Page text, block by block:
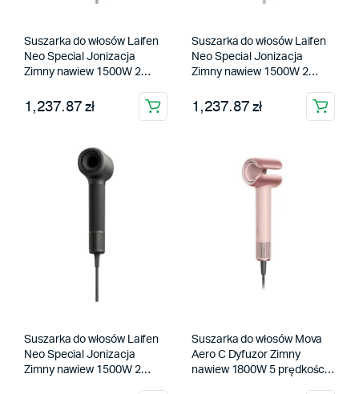
Suszarka do włosów Laifen
Neo Special Jonizacja
Zimny nawiew 1500W 2
Złoty
1,237.87 zł
Suszarka do włosów Laifen
Neo Special Jonizacja
Zimny nawiew 1500W 2
Biały
1,237.87 zł
Suszarka do włosów Laifen
Neo Special Jonizacja
Zimny nawiew 1500W 2
Suszarka do włosów Mova
Aero C Dyfuzor Zimny
nawiew 1800W 5 prędkości